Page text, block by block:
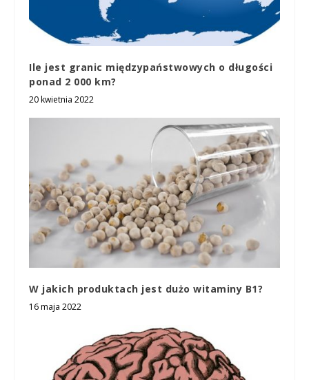
Ile jest granic międzypaństwowych o długości
ponad 2 000 km?
20 kwietnia 2022
W jakich produktach jest dużo witaminy B1?
16 maja 2022